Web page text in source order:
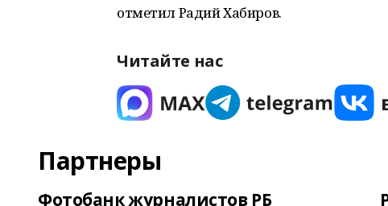
отметил Радий Хабиров.
Читайте нас
Партнеры
Фотобанк журналистов РБ